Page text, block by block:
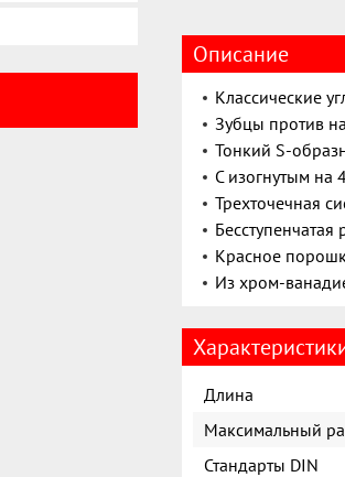
Описание
Классические
Зубцы против
Тонкий S-
С изогнутым на
Трехточечная
Бесступенчатая
Красное
Из хром-
Длина
Максимальный
Стандарты DIN